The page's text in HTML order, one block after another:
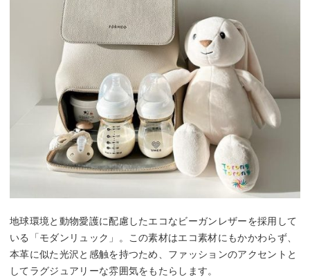
地球環境と動物愛護に配慮したエコなビーガンレザーを採用して
いる「モダンリュック」。この素材はエコ素材にもかかわらず、
本革に似た光沢と感触を持つため、ファッションのアクセントと
してラグジュアリーな雰囲気をもたらします。